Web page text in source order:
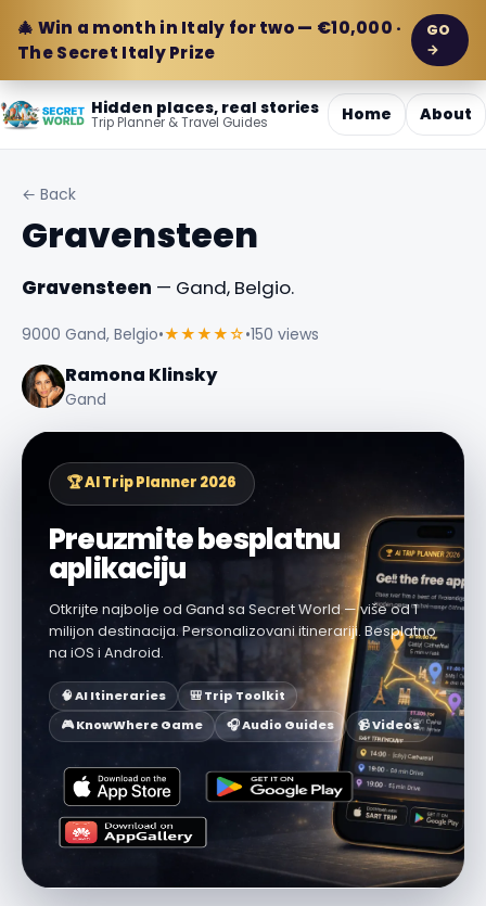
🎄 Win a month in Italy for two — €10,000 ·
The Secret Italy Prize
GO
→
Hidden places, real stories
Trip Planner & Travel Guides Home About
← Back
Gravensteen
Gravensteen — Gand, Belgio.
9000 Gand, Belgio•★★★★☆•150 views
Ramona Klinsky
Gand
🏆 AI Trip Planner 2026
Preuzmite besplatnu
aplikaciju
Otkrijte najbolje od Gand sa Secret World — više od 1
milijon destinacija. Personalizovani itinerariji. Besplatno
na iOS i Android.
🧠 AI Itineraries
🎒 Trip Toolkit
🎮 KnowWhere Game
🎧 Audio Guides 📹 Videos